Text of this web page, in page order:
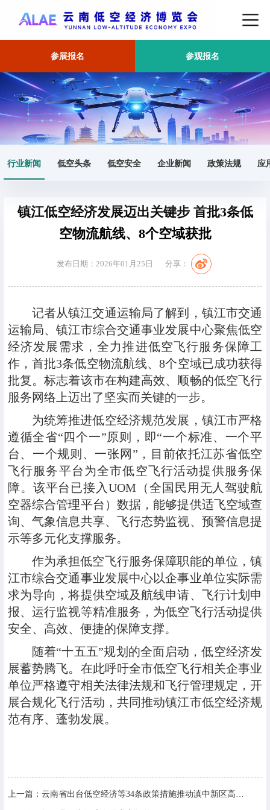
参展报名 参观报名
行业新闻 低空头条 低空安全 企业新闻 政策法规 应
首页 行业新闻 正文
镇江低空经济发展迈出关键步 首批3条低
空物流航线、8个空域获批
发布日期：2026年01月25日 分享：
记者从镇江交通运输局了解到，镇江市交通
运输局、镇江市综合交通事业发展中心聚焦低空
经济发展需求，全力推进低空飞行服务保障工
作，首批3条低空物流航线、8个空域已成功获得
批复。标志着该市在构建高效、顺畅的低空飞行
服务网络上迈出了坚实而关键的一步。
为统筹推进低空经济规范发展，镇江市严格
遵循全省“四个一”原则，即“一个标准、一个平
台、一个规则、一张网”，目前依托江苏省低空
飞行服务平台为全市低空飞行活动提供服务保
障。该平台已接入UOM（全国民用无人驾驶航
空器综合管理平台）数据，能够提供适飞空域查
询、气象信息共享、飞行态势监视、预警信息提
示等多元化支撑服务。
作为承担低空飞行服务保障职能的单位，镇
江市综合交通事业发展中心以企事业单位实际需
求为导向，将提供空域及航线申请、飞行计划申
报、运行监视等精准服务，为低空飞行活动提供
安全、高效、便捷的保障支撑。
随着“十五五”规划的全面启动，低空经济发
展蓄势腾飞。在此呼吁全市低空飞行相关企事业
单位严格遵守相关法律法规和飞行管理规定，开
展合规化飞行活动，共同推动镇江市低空经济规
范有序、蓬勃发展。
上一篇： 云南省出台低空经济等34条政策措施推动滇中新区高质量发展